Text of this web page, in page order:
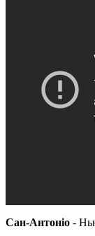
Сан-Антоніо -